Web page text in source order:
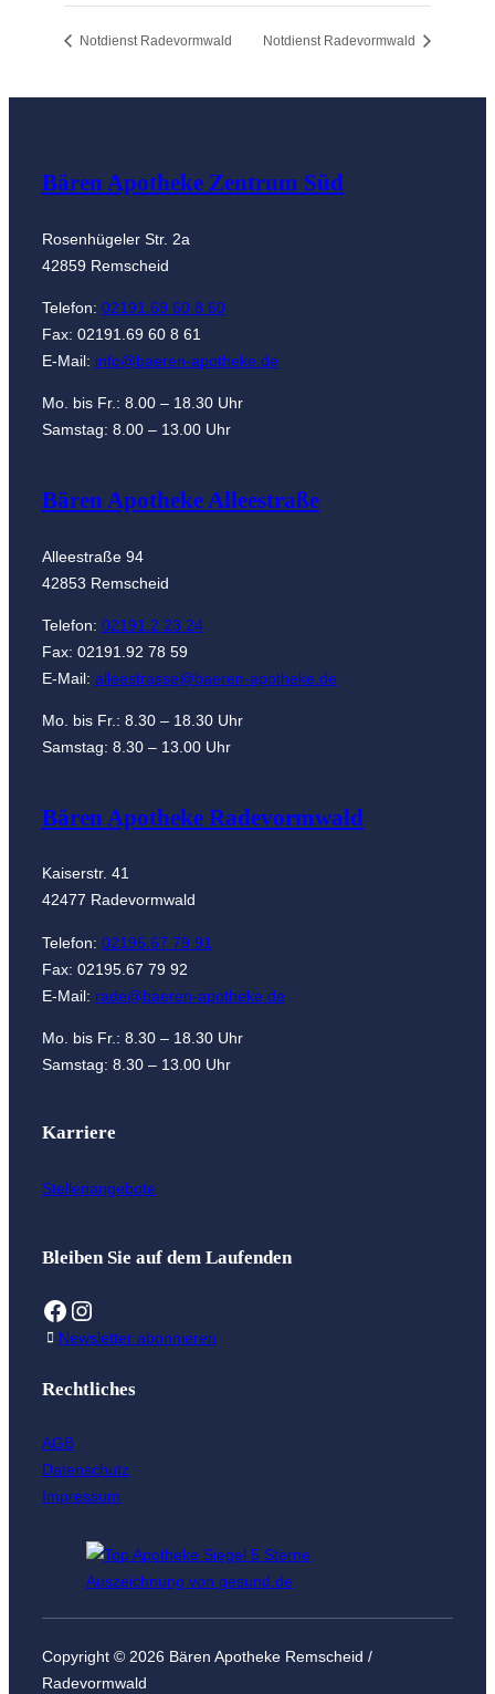
Notdienst Radevormwald Notdienst Radevormwald
Bären Apotheke Zentrum Süd
Rosenhügeler Str. 2a
42859 Remscheid
Telefon: 02191.69 60 8 60
Fax: 02191.69 60 8 61
E-Mail: info@baeren-apotheke.de
Mo. bis Fr.: 8.00 – 18.30 Uhr
Samstag: 8.00 – 13.00 Uhr
Bären Apotheke Alleestraße
Alleestraße 94
42853 Remscheid
Telefon: 02191.2 23 24
Fax: 02191.92 78 59
E-Mail: alleestrasse@baeren-apotheke.de
Mo. bis Fr.: 8.30 – 18.30 Uhr
Samstag: 8.30 – 13.00 Uhr
Bären Apotheke Radevormwald
Kaiserstr. 41
42477 Radevormwald
Telefon: 02195.67 79 91
Fax: 02195.67 79 92
E-Mail: rade@baeren-apotheke.de
Mo. bis Fr.: 8.30 – 18.30 Uhr
Samstag: 8.30 – 13.00 Uhr
Karriere
Stellenangebote
Bleiben Sie auf dem Laufenden
Facebook
Instagram
Newsletter abonnieren
Rechtliches
AGB
Datenschutz
Impressum
Copyright © 2026 Bären Apotheke Remscheid /
Radevormwald